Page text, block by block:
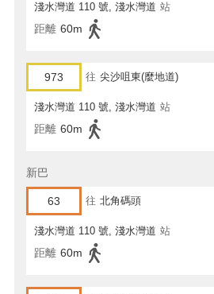
淺水灣道 110 號, 淺水灣道 站
距離 60m
973 往 尖沙咀東(麼地道)
淺水灣道 110 號, 淺水灣道 站
距離 60m
新巴
63 往 北角碼頭
淺水灣道 110 號, 淺水灣道 站
距離 60m